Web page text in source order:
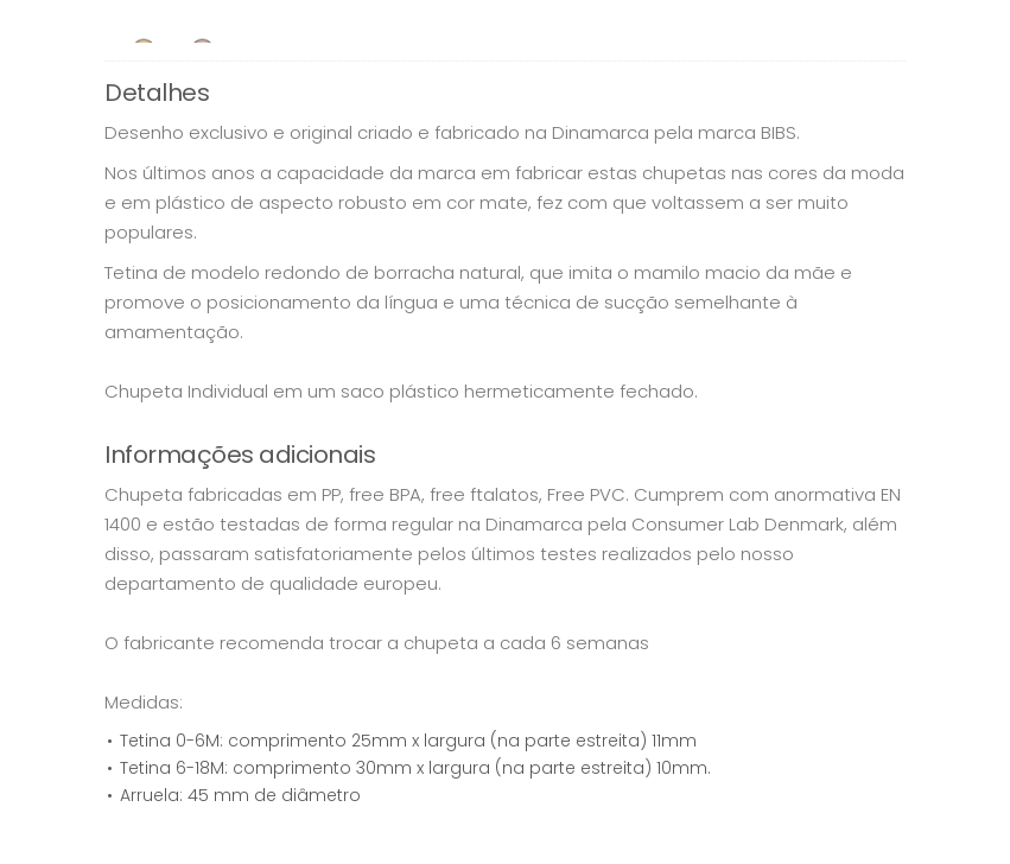
Detalhes
Desenho exclusivo e original criado e fabricado na Dinamarca pela marca BIBS.
Nos últimos anos a capacidade da marca em fabricar estas chupetas nas cores da moda
e em plástico de aspecto robusto em cor mate, fez com que voltassem a ser muito
populares.
Tetina de modelo redondo de borracha natural, que imita o mamilo macio da mãe e
promove o posicionamento da língua e uma técnica de sucção semelhante à
amamentação.
Chupeta Individual em um saco plástico hermeticamente fechado.
Informações adicionais
Chupeta fabricadas em PP, free BPA, free ftalatos, Free PVC. Cumprem com anormativa EN
1400 e estão testadas de forma regular na Dinamarca pela Consumer Lab Denmark, além
disso, passaram satisfatoriamente pelos últimos testes realizados pelo nosso
departamento de qualidade europeu.
O fabricante recomenda trocar a chupeta a cada 6 semanas
Medidas:
Tetina 0-6M: comprimento 25mm x largura (na parte estreita) 11mm
Tetina 6-18M: comprimento 30mm x largura (na parte estreita) 10mm.
Arruela: 45 mm de diâmetro